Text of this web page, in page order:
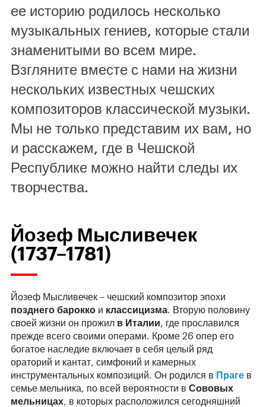
ее историю родилось несколько
музыкальных гениев, которые стали
знаменитыми во всем мире.
Взгляните вместе с нами на жизни
нескольких известных чешских
композиторов классической музыки.
Мы не только представим их вам, но
и расскажем, где в Чешской
Республике можно найти следы их
творчества.
Йозеф Мысливечек
(1737–1781)
Йозеф Мысливечек – чешский композитор эпохи
позднего барокко и классицизма. Вторую половину
своей жизни он прожил в Италии, где прославился
прежде всего своими операми. Кроме 26 опер его
богатое наследие включает в себя целый ряд
ораторий и кантат, симфоний и камерных
инструментальных композиций. Он родился в Праге в
семье мельника, по всей вероятности в Сововых
мельницах, в которых расположился сегодняшний